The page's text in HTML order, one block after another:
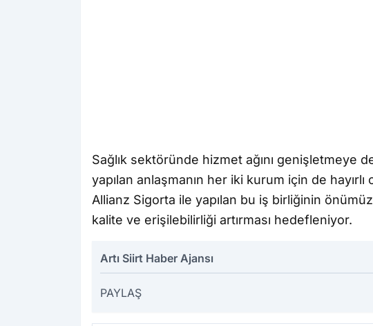
Sağlık sektöründe hizmet ağını genişletmeye
yapılan anlaşmanın her iki kurum için de
Allianz Sigorta ile yapılan bu iş birliğinin
kalite ve erişilebilirliği artırması hedefleniyor.
Artı Siirt Haber Ajansı
PAYLAŞ